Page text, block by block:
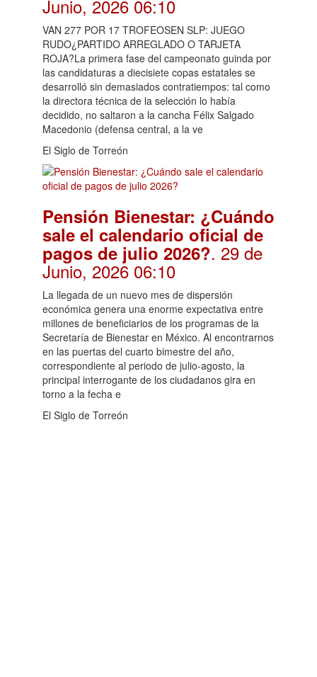
Junio, 2026 06:10
VAN 277 POR 17 TROFEOSEN SLP: JUEGO
RUDO¿PARTIDO ARREGLADO O TARJETA
ROJA?La primera fase del campeonato guinda por
las candidaturas a diecisiete copas estatales se
desarrolló sin demasiados contratiempos: tal como
la directora técnica de la selección lo había
decidido, no saltaron a la cancha Félix Salgado
Macedonio (defensa central, a la ve
El Siglo de Torreón
Pensión Bienestar: ¿Cuándo
sale el calendario oficial de
pagos de julio 2026?. 29 de
Junio, 2026 06:10
La llegada de un nuevo mes de dispersión
económica genera una enorme expectativa entre
millones de beneficiarios de los programas de la
Secretaría de Bienestar en México. Al encontrarnos
en las puertas del cuarto bimestre del año,
correspondiente al periodo de julio-agosto, la
principal interrogante de los ciudadanos gira en
torno a la fecha e
El Siglo de Torreón